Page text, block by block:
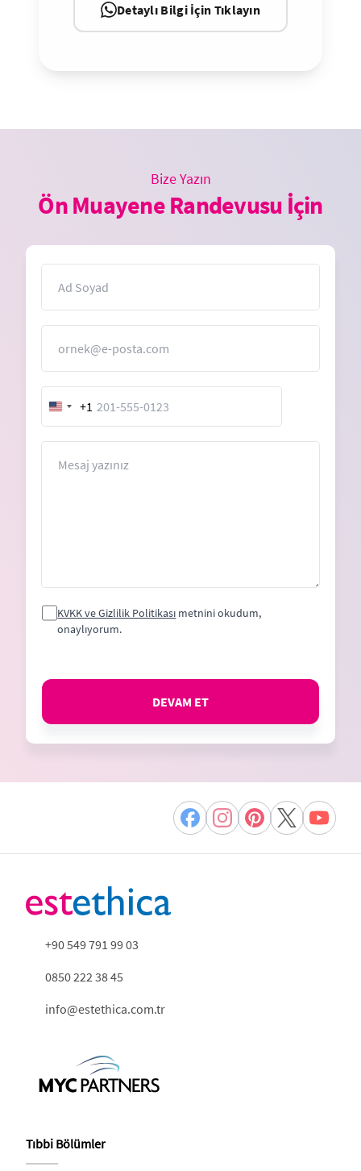
Detaylı Bilgi İçin Tıklayın
Bize Yazın
Ön Muayene Randevusu İçin
United
States
+1
KVKK ve Gizlilik Politikası metnini okudum,
onaylıyorum.
DEVAM ET
+90 549 791 99 03
0850 222 38 45
info@estethica.com.tr
Tıbbi Bölümler